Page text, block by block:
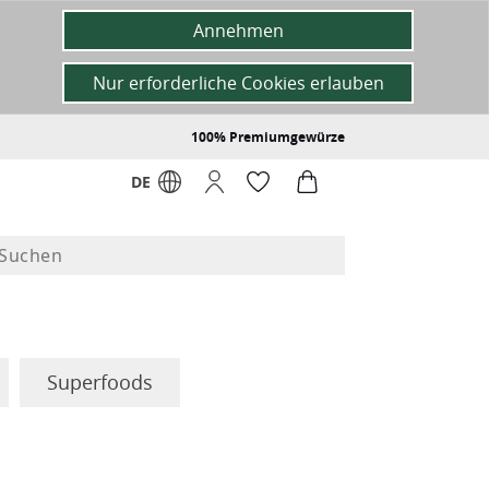
100% Premiumgewürze
DE
Superfoods
Annehmen
Nur erforderliche Cookies erlauben